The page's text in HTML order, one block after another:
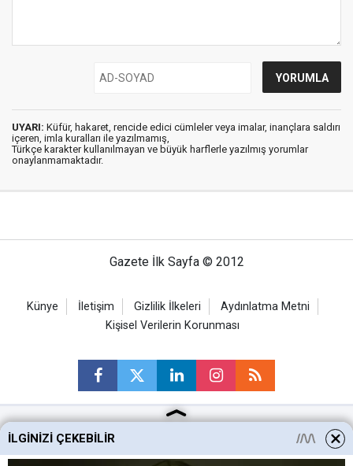
UYARI: Küfür, hakaret, rencide edici cümleler veya imalar, inançlara saldırı
içeren, imla kuralları ile yazılmamış,
Türkçe karakter kullanılmayan ve büyük harflerle yazılmış yorumlar
onaylanmamaktadır.
Gazete İlk Sayfa © 2012
Künye İletişim Gizlilik İlkeleri
Aydınlatma Metni
Kişisel Verilerin Korunması
Ankara Haberleri
İLGINIZI ÇEKEBILIR